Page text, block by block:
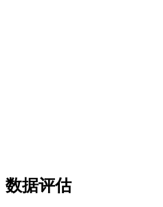
数据评估